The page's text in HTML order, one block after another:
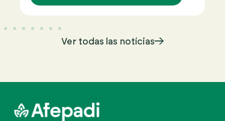
Ver todas las notícias